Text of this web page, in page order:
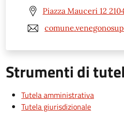
Piazza Mauceri 12
Strumenti di
Tutela amministrativa
Tutela giurisdizionale